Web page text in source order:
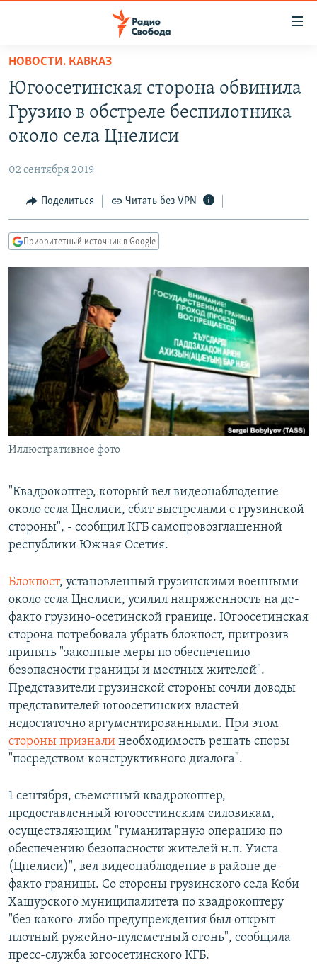
упрощенного
доступа
Вернуться
основному
Вернутся
Вернутся
АВТОРСКИЕ ПРОЕКТЫ
МНЕНИЯ
КУЛЬТУРА
КАВКАЗ.РЕАЛИИ
СЕВЕР.РЕАЛИИ
СИБИРЬ.РЕАЛИИ
РАСПИСАНИЕ ВЕЩАНИЯ
ПОДПИШИТЕСЬ НА РАССЫЛКУ
СОЦИАЛЬНЫЕ СЕТИ
Все сайты РСЕ/РС
НОВОСТИ. КАВКАЗ
Югоосетинская сторона обвинила
Грузию в обстреле беспилотника
около села Цнелиси
02 сентября 2019
Поделиться Читать без VPN
Приоритетный источник в Google
Иллюстративное фото
"Квадрокоптер, который вел видеонаблюдение
около села Цнелиси, сбит выстрелами с грузинской
стороны", - сообщил КГБ самопровозглашенной
республики Южная Осетия.
Блокпост, установленный грузинскими военными
около села Цнелиси, усилил напряженность на де-
факто грузино-осетинской границе. Югоосетинская
сторона потребовала убрать блокпост, пригрозив
принять "законные меры по обеспечению
безопасности границы и местных жителей".
Представители грузинской стороны сочли доводы
представителей югоосетинских властей
недостаточно аргументированными. При этом
стороны признали необходимость решать споры
"посредством конструктивного диалога".
1 сентября, съемочный квадрокоптер,
предоставленный югоосетинским силовикам,
осуществляющим "гуманитарную операцию по
обеспечению безопасности жителей н.п. Уиста
(Цнелиси)", вел видеонаблюдение в районе де-
факто границы. Со стороны грузинского села Коби
Хашурского муниципалитета по квадрокоптеру
"без какого-либо предупреждения был открыт
плотный ружейно-пулеметный огонь", сообщила
пресс-служба югоосетинского КГБ.